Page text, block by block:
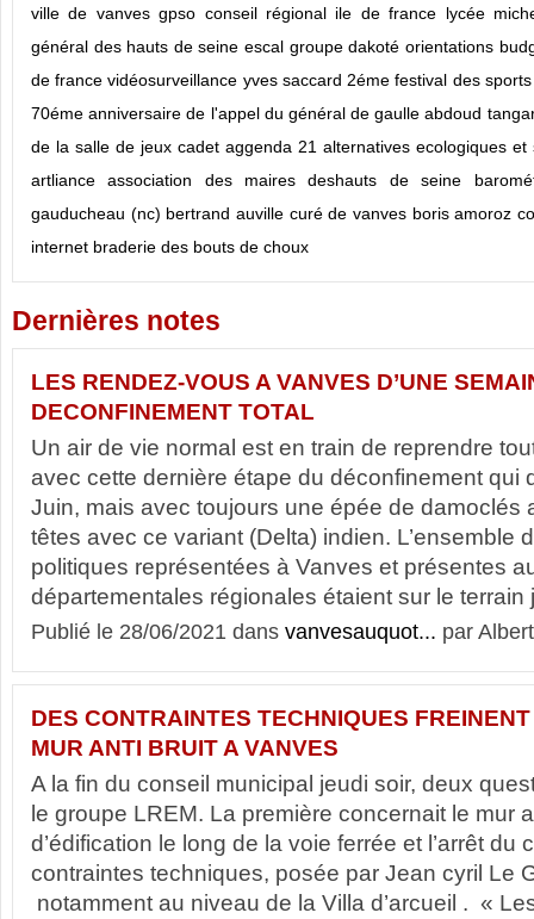
ville de vanves gpso conseil régional ile de france lycée
général des hauts de seine escal groupe dakoté orientations
de france vidéosurveillance yves saccard 2éme festival des
70éme anniversaire de l'appel du général de gaulle abdoud
de la salle de jeux cadet aggenda 21 alternatives ecologiques et
artliance
association des maires deshauts de seine
gauducheau (nc) bertrand auville curé de vanves boris amoroz
internet braderie des bouts de choux
Dernières notes
LES RENDEZ-VOUS A VANVES D’UNE
DECONFINEMENT TOTAL
Un air de vie normal est en train de reprendre
avec cette dernière étape du déconfinement qui
Juin, mais avec toujours une épée de damoclés
têtes avec ce variant (Delta) indien. L’ensemble
politiques représentées à Vanves et présentes
départementales régionales étaient sur le terrain
Publié le 28/06/2021 dans vanvesauquot... par
DES CONTRAINTES TECHNIQUES
MUR ANTI BRUIT A VANVES
A la fin du conseil municipal jeudi soir, deux
le groupe LREM. La première concernait le mur
d’édification le long de la voie ferrée et l’arrêt du
contraintes techniques, posée par Jean cyril Le
notamment au niveau de la Villa d’arcueil . «